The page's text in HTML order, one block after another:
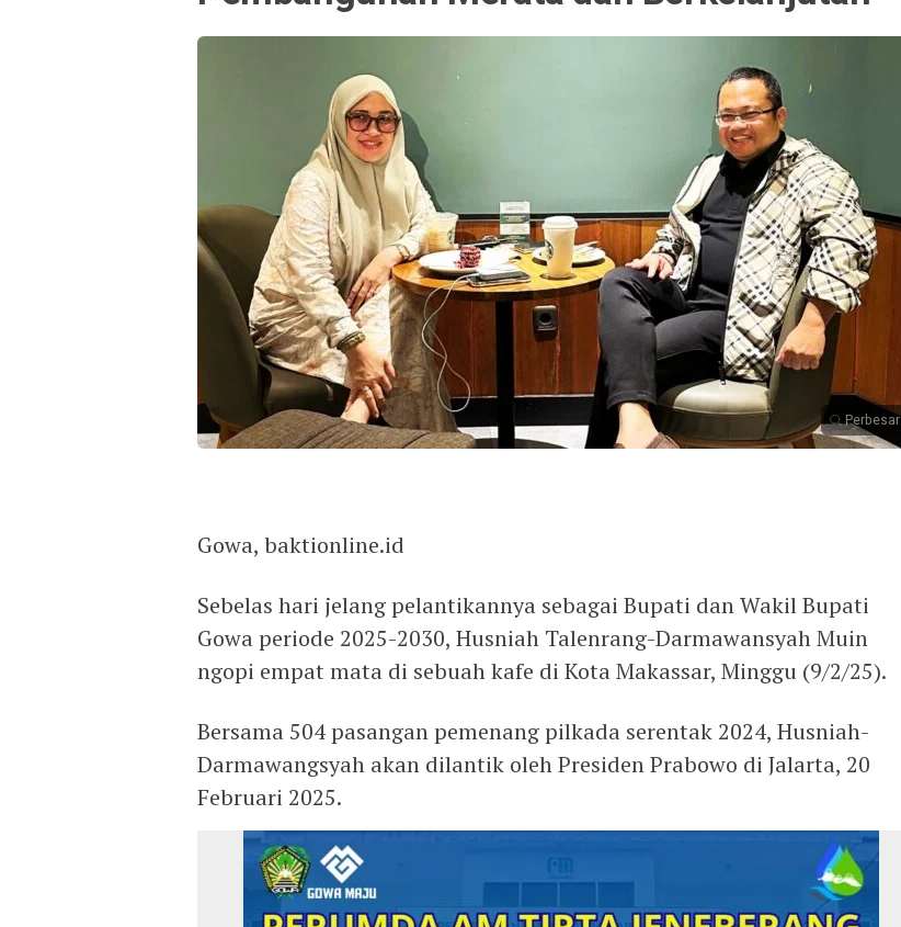
Perbesar
Gowa, baktionline.id
Sebelas hari jelang pelantikannya sebagai Bupati dan Wakil Bupati
Gowa periode 2025-2030, Husniah Talenrang-Darmawansyah Muin
ngopi empat mata di sebuah kafe di Kota Makassar, Minggu (9/2/25).
Bersama 504 pasangan pemenang pilkada serentak 2024, Husniah-
Darmawangsyah akan dilantik oleh Presiden Prabowo di Jalarta, 20
Februari 2025.